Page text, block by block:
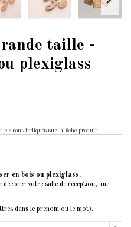
taille -
plexiglass
sont indiqués sur la fiche produit
en bois ou plexiglass.
votre salle de réception, une
dans le prénom ou le mot).